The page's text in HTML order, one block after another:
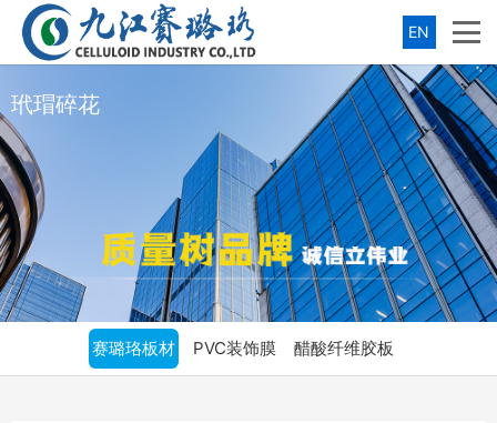
EN
玳瑁碎花
赛璐珞板材 PVC装饰膜 醋酸纤维胶板